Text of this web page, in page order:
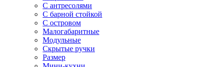
С антресолями
С барной стойкой
С островом
Малогабаритные
Модульные
Скрытые ручки
Размер